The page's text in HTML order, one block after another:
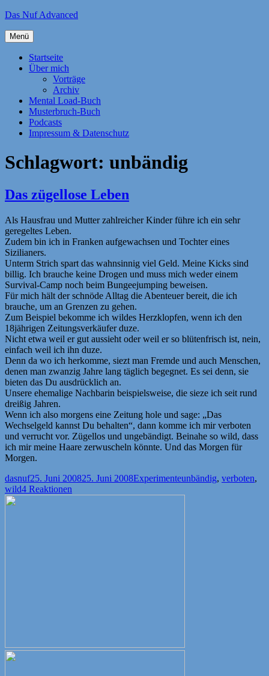
Zum
springen
Das Nuf Advanced
Menü
Startseite
Über mich
Vorträge
Archiv
Mental Load-Buch
Musterbruch-Buch
Podcasts
Impressum & Datenschutz
Schlagwort: unbändig
Das zügellose Leben
Als Hausfrau und Mutter zahlreicher Kinder führe ich ein sehr
geregeltes Leben.
Zudem bin ich in Franken aufgewachsen und Tochter eines
Sizilianers.
Unterm Strich spart das wahnsinnig viel Geld. Meine Kicks sind
billig. Ich brauche keine Drogen und muss mich weder einem
Survival-Camp noch beim Bungeejumping beweisen.
Für mich hält der schnöde Alltag die Abenteuer bereit, die ich
brauche, um an Grenzen zu gehen.
Zum Beispiel bekomme ich wildes Herzklopfen, wenn ich den
18jährigen Zeitungsverkäufer duze.
Nicht etwa weil er gut aussieht oder weil er so blütenfrisch ist, nein,
einfach weil ich ihn duze.
Denn da wo ich herkomme, siezt man Fremde und auch Menschen,
denen man zwanzig Jahre lang täglich begegnet. Es sei denn, sie
bieten das Du ausdrücklich an.
Unsere ehemalige Nachbarin beispielsweise, die sieze ich seit rund
dreißig Jahren.
Wenn ich also morgens eine Zeitung hole und sage: „Das
Wechselgeld kannst Du behalten“, dann komme ich mir verboten
und verrucht vor. Zügellos und ungebändigt. Beinahe so wild, dass
ich mir meine Haare zerwuscheln könnte. Und das Morgen für
Morgen.
Autor
dasnufVeröffentlicht
am
25. Juni 200825. Juni 2008Kategorien
ExperimenteSchlagwörter
unbändig, verboten,
wild4 Reaktionen